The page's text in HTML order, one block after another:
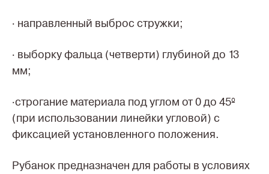
· направленный выброс стружки;
· выборку фальца (четверти) глубиной до 13
мм;
·строгание материала под углом от 0 до 45º
(при использовании линейки угловой) с
фиксацией установленного положения.
Рубанок предназначен для работы в условиях